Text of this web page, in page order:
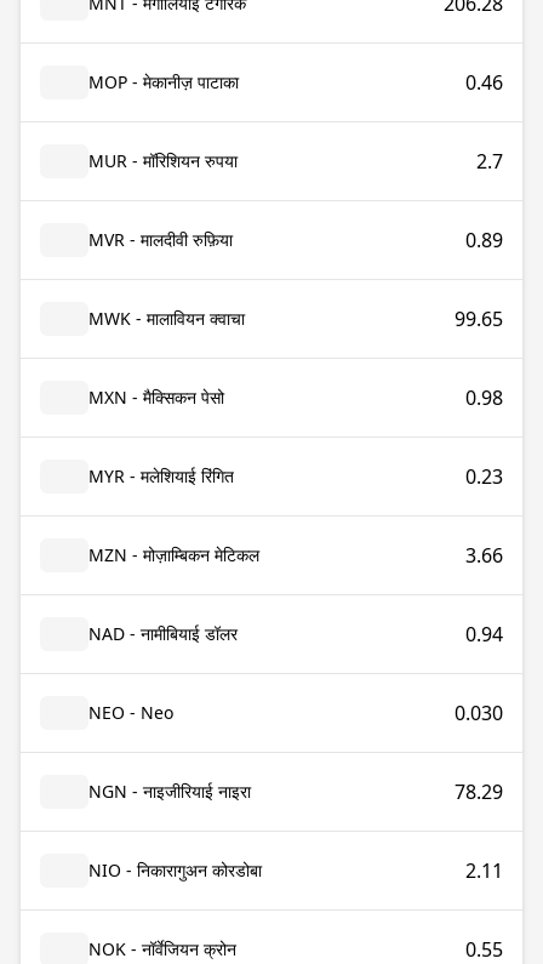
MOP - मेकानीज़ पाटाका 0.46
MUR - मॉरिशियन रुपया 2.7
MVR - मालदीवी रुफ़िया 0.89
MWK - मालावियन क्वाचा 99.65
MXN - मैक्सिकन पेसो 0.98
MYR - मलेशियाई रिंगित 0.23
MZN - मोज़ाम्बिकन मेटिकल 3.66
NAD - नामीबियाई डॉलर 0.94
NEO - Neo 0.030
NGN - नाइजीरियाई नाइरा 78.29
NIO - निकारागुअन कोरडोबा 2.11
NOK - नॉर्वेजियन क्रोन 0.55